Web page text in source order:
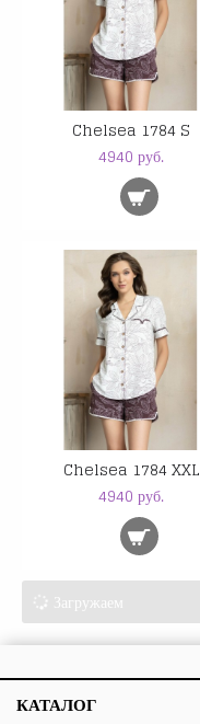
Chelsea 1784 S
4940 руб.
Chelsea 1784 XXL
4940 руб.
Загружаем
КАТАЛОГ